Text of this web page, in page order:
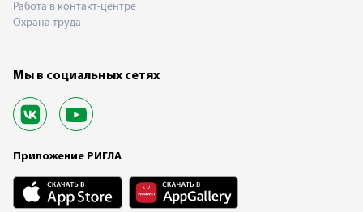
Работа в контакт-центре
Охрана труда
Мы в социальных сетях
Приложение РИГЛА